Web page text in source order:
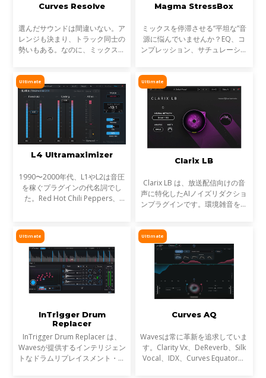
Curves Resolve
選んだサウンドは間違いない。ア
レンジも決まり、トラック同士の
勢いもある。なのに、ミックスが
らです。これが音のマスキングと
言われる現象です。
Magma StressBox
ミックスを停滞させる“平坦な”音
源に悩んでいませんか？EQ、コ
ンプレッション、サチュレーショ
のが StressBoxです。
Ultimate
L4 Ultramaximizer
1990〜2000年代、L1やL2は音圧
を稼ぐプラグインの代名詞でし
た。Red Hot Chili Peppers、
ウンドは世界を席巻しました。し
かし今、音楽は単なる音圧では
Ultimate
Clarix LB
Clarix LB は、放送配信向けの音
声に特化したAIノイズリダクショ
ンプラグインです。環境雑音をリ
イブ音声のトリートメントに最適
です。
Ultimate
InTrigger Drum
Replacer
InTrigger Drum Replacer は、
Wavesが提供するインテリジェン
トなドラムリプレイスメント・プ
Ultimate
Curves AQ
Wavesは常に革新を追求していま
す。Clarity Vx、DeReverb、Silk
Vocal、IDX、Curves Equator、